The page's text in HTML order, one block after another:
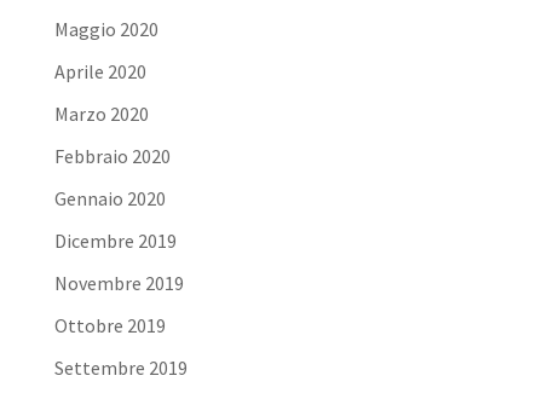
Maggio 2020
Aprile 2020
Marzo 2020
Febbraio 2020
Gennaio 2020
Dicembre 2019
Novembre 2019
Ottobre 2019
Settembre 2019